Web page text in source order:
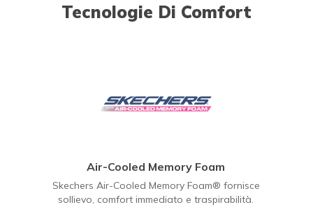
Tecnologie Di Comfort
Air-Cooled Memory Foam
Skechers Air-Cooled Memory Foam® fornisce
sollievo, comfort immediato e traspirabilità.